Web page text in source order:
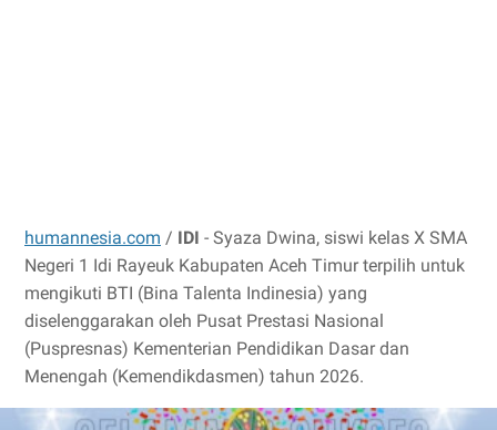
humannesia.com / IDI - Syaza Dwina, siswi kelas X SMA
Negeri 1 Idi Rayeuk Kabupaten Aceh Timur terpilih untuk
mengikuti BTI (Bina Talenta Indinesia) yang
diselenggarakan oleh Pusat Prestasi Nasional
(Puspresnas) Kementerian Pendidikan Dasar dan
Menengah (Kemendikdasmen) tahun 2026.